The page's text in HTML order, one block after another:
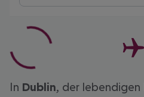
In Dublin, der